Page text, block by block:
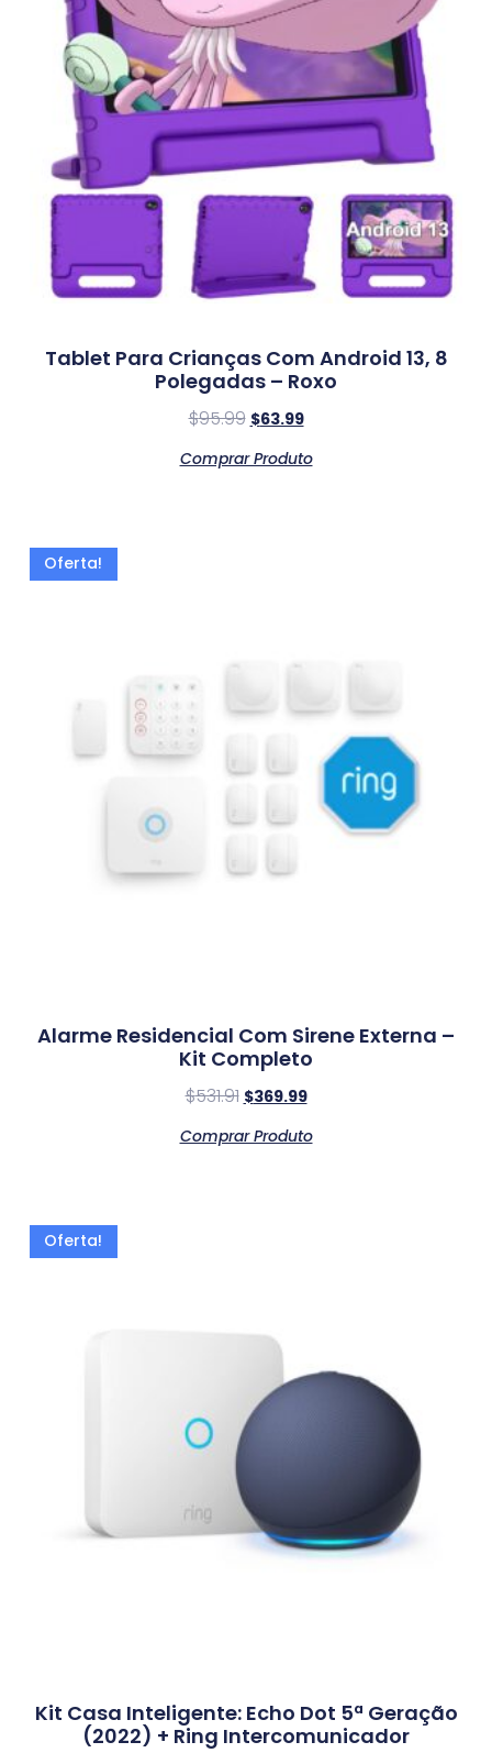
Tablet Para Crianças Com Android 13, 8
Polegadas – Roxo
$95.99 $63.99
Comprar Produto
Oferta!
Alarme Residencial Com Sirene Externa –
Kit Completo
$531.91 $369.99
Comprar Produto
Oferta!
Kit Casa Inteligente: Echo Dot 5ª Geração
(2022) + Ring Intercomunicador